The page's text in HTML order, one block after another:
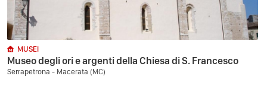
MUSEI
Museo degli ori e argenti della Chiesa di S. Francesco
Serrapetrona - Macerata (MC)